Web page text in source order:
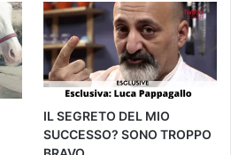
IL SEGRETO DEL MIO
SUCCESSO? SONO TROPPO